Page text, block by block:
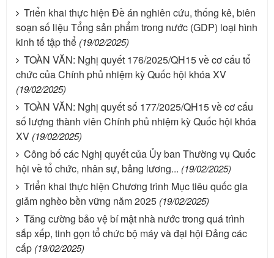
Triển khai thực hiện Đề án nghiên cứu, thống kê, biên
soạn số liệu Tổng sản phẩm trong nước (GDP) loại hình
kinh tế tập thể (19/02/2025)
TOÀN VĂN: Nghị quyết 176/2025/QH15 về cơ cấu tổ
chức của Chính phủ nhiệm kỳ Quốc hội khóa XV
(19/02/2025)
TOÀN VĂN: Nghị quyết số 177/2025/QH15 về cơ cấu
số lượng thành viên Chính phủ nhiệm kỳ Quốc hội khóa
XV (19/02/2025)
Công bố các Nghị quyết của Ủy ban Thường vụ Quốc
hội về tổ chức, nhân sự, bảng lương... (19/02/2025)
Triển khai thực hiện Chương trình Mục tiêu quốc gia
giảm nghèo bền vững năm 2025 (19/02/2025)
Tăng cường bảo vệ bí mật nhà nước trong quá trình
sắp xếp, tinh gọn tổ chức bộ máy và đại hội Đảng các
cấp (19/02/2025)